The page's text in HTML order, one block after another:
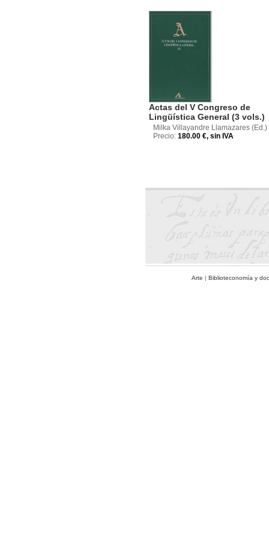
Actas del V Congreso de
Lingüística General (3 vols.)
Milka Villayandre Llamazares (Ed.)
Precio: 180.00 €, sin IVA
Arte | Biblioteconomía y